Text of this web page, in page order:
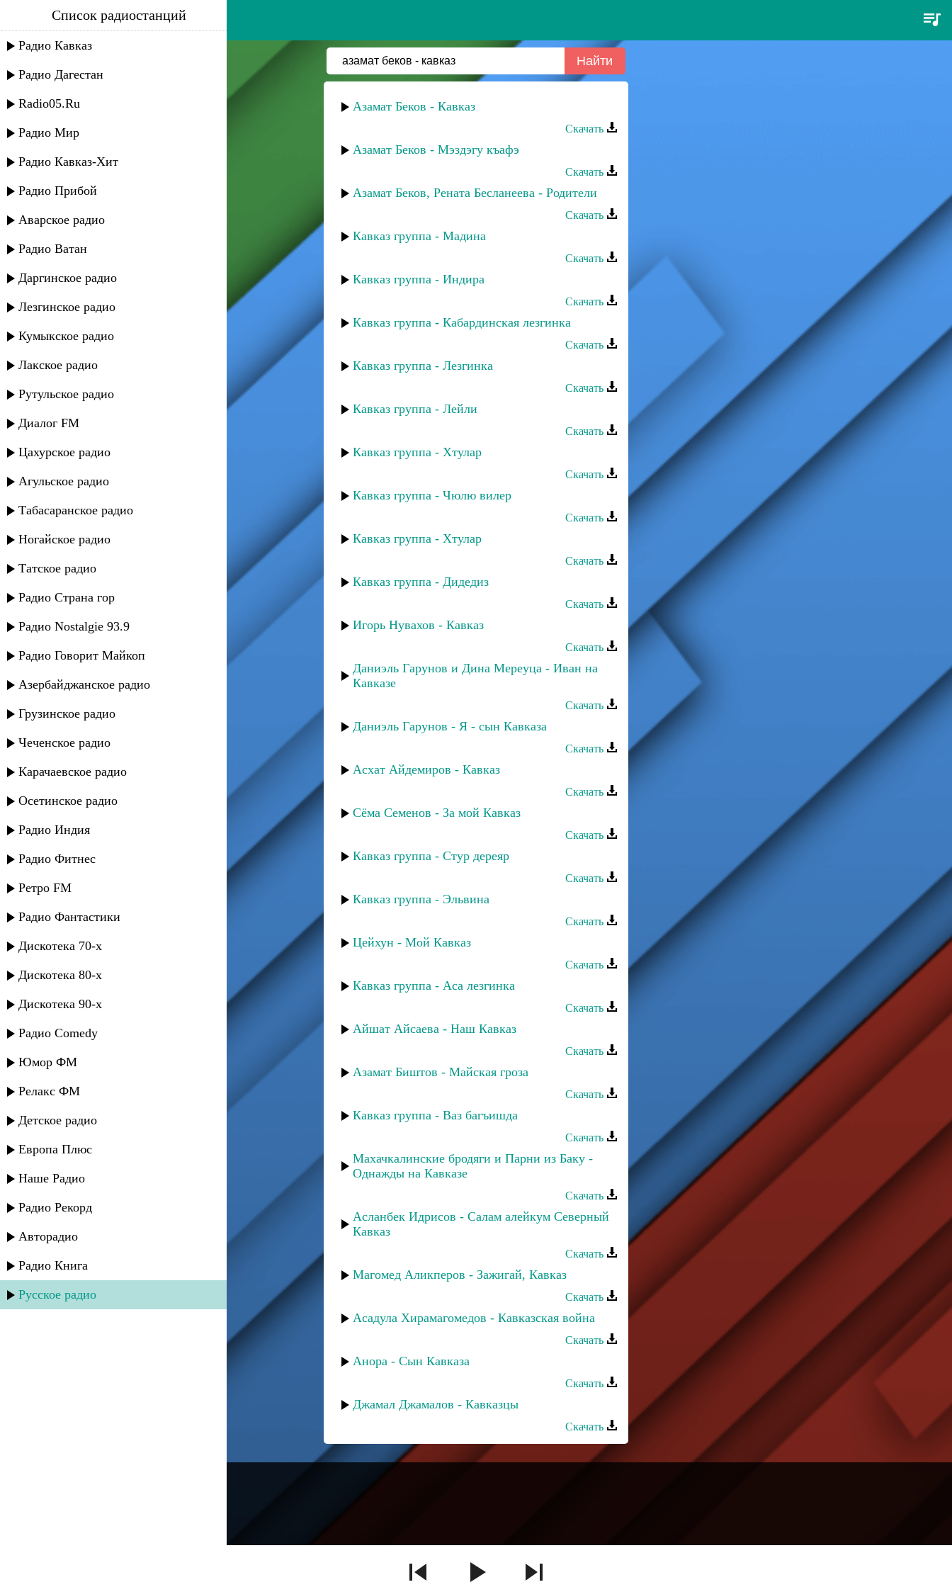
азамат беков - кавказ
Список радиостанций
Радио Кавказ
Радио Дагестан
Radio05.Ru
Радио Мир
Радио Кавказ-Хит
Радио Прибой
Аварское радио
Радио Ватан
Даргинское радио
Лезгинское радио
Кумыкское радио
Лакское радио
Рутульское радио
Диалог FM
Цахурское радио
Агульское радио
Табасаранское радио
Ногайское радио
Татское радио
Радио Страна гор
Радио Nostalgie 93.9
Радио Говорит Майкоп
Азербайджанское радио
Грузинское радио
Чеченское радио
Карачаевское радио
Осетинское радио
Радио Индия
Радио Фитнес
Ретро FM
Радио Фантастики
Дискотека 70-х
Дискотека 80-х
Дискотека 90-х
Радио Comedy
Юмор ФМ
Релакс ФМ
Детское радио
Европа Плюс
Наше Радио
Радио Рекорд
Авторадио
Радио Книга
Русское радио
Азамат Беков - Кавказ
Скачать
Азамат Беков - Мэздэгу къафэ
Скачать
Азамат Беков, Рената Бесланеева - Родители
Скачать
Кавказ группа - Мадина
Скачать
Кавказ группа - Индира
Скачать
Кавказ группа - Кабардинская лезгинка
Скачать
Кавказ группа - Лезгинка
Скачать
Кавказ группа - Лейли
Скачать
Кавказ группа - Хтулар
Скачать
Кавказ группа - Чюлю вилер
Скачать
Кавказ группа - Хтулар
Скачать
Кавказ группа - Дидедиз
Скачать
Игорь Нувахов - Кавказ
Скачать
Даниэль Гарунов и Дина Мереуца - Иван на
Кавказе
Скачать
Даниэль Гарунов - Я - сын Кавказа
Скачать
Асхат Айдемиров - Кавказ
Скачать
Сёма Семенов - За мой Кавказ
Скачать
Кавказ группа - Стур дереяр
Скачать
Кавказ группа - Эльвина
Скачать
Цейхун - Мой Кавказ
Скачать
Кавказ группа - Аса лезгинка
Скачать
Айшат Айсаева - Наш Кавказ
Скачать
Азамат Биштов - Майская гроза
Скачать
Кавказ группа - Ваз багъишда
Скачать
Махачкалинские бродяги и Парни из Баку -
Однажды на Кавказе
Скачать
Асланбек Идрисов - Салам алейкум Северный
Кавказ
Скачать
Магомед Аликперов - Зажигай, Кавказ
Скачать
Асадула Хирамагомедов - Кавказская война
Скачать
Анора - Сын Кавказа
Скачать
Джамал Джамалов - Кавказцы
Скачать